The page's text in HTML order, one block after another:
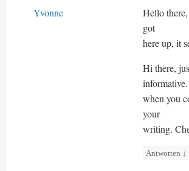
Yvonne
Hello
got
here up, it
Hi there,
when you
your
writing.
Antworten ↓